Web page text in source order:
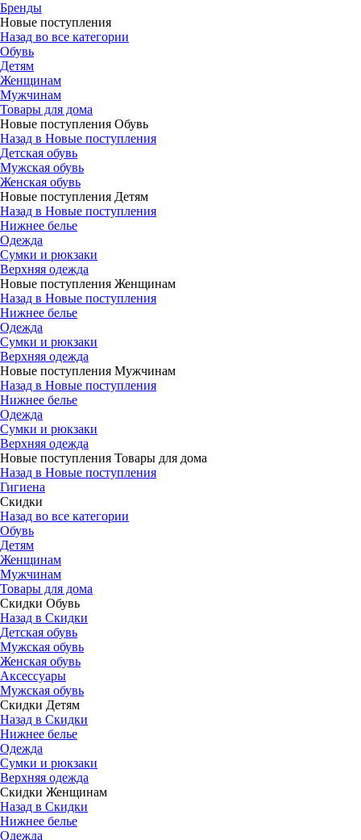
Бренды
Новые поступления
Назад во все категории
Обувь
Детям
Женщинам
Мужчинам
Товары для дома
Новые поступления Обувь
Назад в Новые поступления
Детская обувь
Мужская обувь
Женская обувь
Новые поступления Детям
Назад в Новые поступления
Нижнее белье
Одежда
Сумки и рюкзаки
Верхняя одежда
Новые поступления Женщинам
Назад в Новые поступления
Нижнее белье
Одежда
Сумки и рюкзаки
Верхняя одежда
Новые поступления Мужчинам
Назад в Новые поступления
Нижнее белье
Одежда
Сумки и рюкзаки
Верхняя одежда
Новые поступления Товары для дома
Назад в Новые поступления
Гигиена
Скидки
Назад во все категории
Обувь
Детям
Женщинам
Мужчинам
Товары для дома
Скидки Обувь
Назад в Скидки
Детская обувь
Мужская обувь
Женская обувь
Аксессуары
Мужская обувь
Скидки Детям
Назад в Скидки
Нижнее белье
Одежда
Сумки и рюкзаки
Верхняя одежда
Скидки Женщинам
Назад в Скидки
Нижнее белье
Одежда